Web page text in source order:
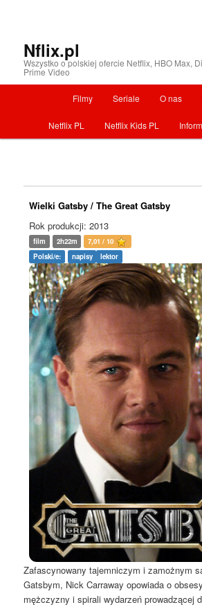
Nflix.pl
Wszystko o polskiej ofercie Netflix, HBO Max,
Prime Video
Menu główne
Przeskocz do tekstu O nas
Seriale
Filmy
Netflix Kids PL
Netflix PL
Wielki Gatsby / The Great Gatsby
Rok produkcji: 2013
film 2h22m
7,01 / 10
Polski/e:
napisy lektor
Zafascynowany tajemniczym i zamożnym
Gatsbym, Nick Carraway opowiada o
mężczyzny i spirali wydarzeń prowadzącej